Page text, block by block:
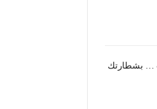
… بشطارتك